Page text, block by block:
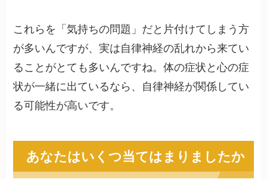
これらを「気持ちの問題」だと片付けてしまう方
が多いんですが、実は自律神経の乱れから来てい
ることがとても多いんですね。体の症状と心の症
状が一緒に出ているなら、自律神経が関係してい
る可能性が高いです。
あなたはいくつ当てはまりましたか